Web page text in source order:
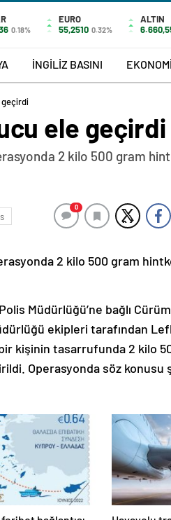
0.18%
EURO
55,2510 0.32%
ALTIN
İNGİLİZ BASINI EKONOMİ
geçirdi
ele geçirdi
2 kilo 500 gram
0
2 kilo 500 gram
Müdürlüğü’ne bağlı
ekipleri tarafından
kişinin tasarrufunda 2 kilo
Operasyonda söz konusu